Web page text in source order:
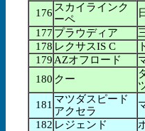
176 スカイラインク
ーペ
177 プラウディア
178 レクサスIS C
179 AZオフロード
180 クー
181 マツダスピード
アクセラ
182 レジェンド